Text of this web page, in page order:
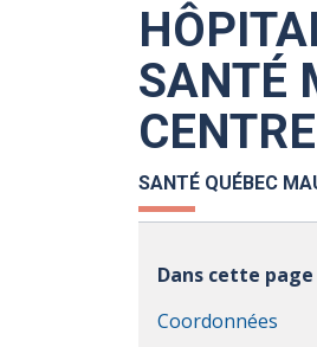
SANTÉ
SANTÉ QUÉBEC
Dans cette page
Coordonnées